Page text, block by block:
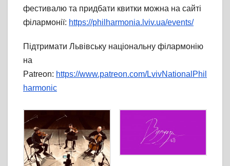
фестивалю та придбати квитки можна на сайті
філармонії: https://philharmonia.lviv.ua/events/
Підтримати Львівську національну філармонію
на
Patreon: https://www.patreon.com/LvivNationalPhil
harmonic